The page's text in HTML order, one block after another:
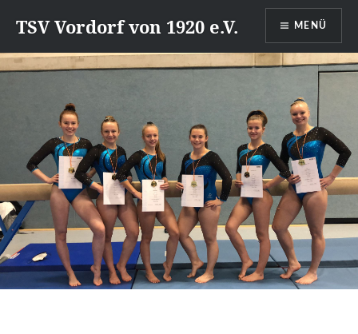
zumTSV Vordorf von 1920 e.V. MENÜ